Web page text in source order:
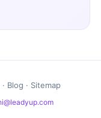
· Blog · Sitemap